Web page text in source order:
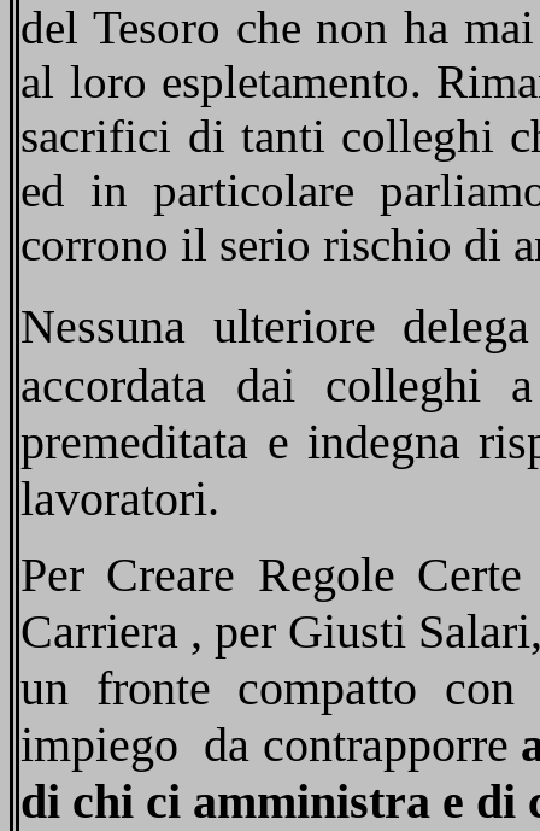
del Tesoro che non ha
al loro espletamento.
sacrifici di tanti colleghi
ed in particolare
corrono il serio rischio di
Nessuna ulteriore
accordata dai colleghi
premeditata e indegna
lavoratori.
Per Creare Regole
Carriera , per Giusti
un fronte compatto con
impiego da contrapporre
di chi ci amministra e di